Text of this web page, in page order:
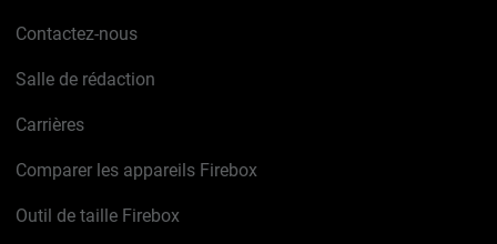
Contactez-nous
Salle de rédaction
Carrières
Comparer les appareils Firebox
Outil de taille Firebox